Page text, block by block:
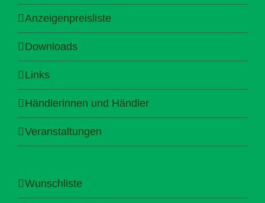
Anzeigenpreisliste
Downloads
Links
Händlerinnen und Händler
Veranstaltungen
Wunschliste